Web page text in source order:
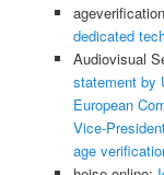
dedicated
Audiovisual
statement by
European
Vice-
age